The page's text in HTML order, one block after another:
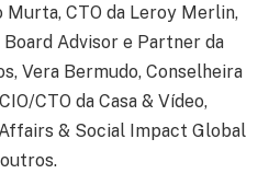
CTO da Leroy Merlin,
Advisor e Partner da
Vera Bermudo, Conselheira
CTO da Casa & Vídeo,
& Social Impact Global